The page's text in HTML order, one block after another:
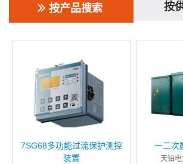
按产品搜索 按
7SG68多功能过流保护测控
装置
一二次
天铂电